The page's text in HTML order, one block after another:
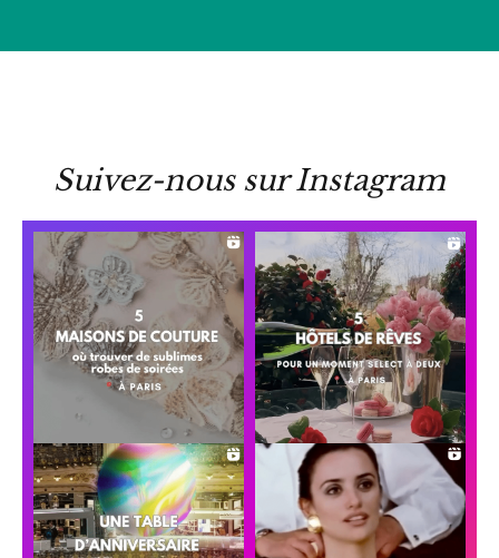
Suivez-nous sur Instagram